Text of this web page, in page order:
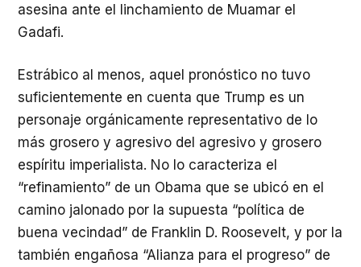
asesina ante el linchamiento de Muamar el
Gadafi.
Estrábico al menos, aquel pronóstico no tuvo
suficientemente en cuenta que Trump es un
personaje orgánicamente representativo de lo
más grosero y agresivo del agresivo y grosero
espíritu imperialista. No lo caracteriza el
“refinamiento” de un Obama que se ubicó en el
camino jalonado por la supuesta “política de
buena vecindad” de Franklin D. Roosevelt, y por la
también engañosa “Alianza para el progreso” de